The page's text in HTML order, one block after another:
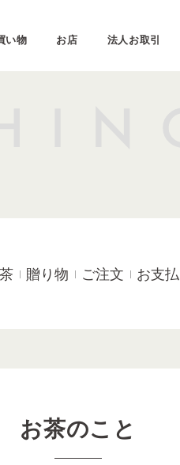
い物 お店 法人お取引
贈り物 ご注文 お支払
お茶のこと